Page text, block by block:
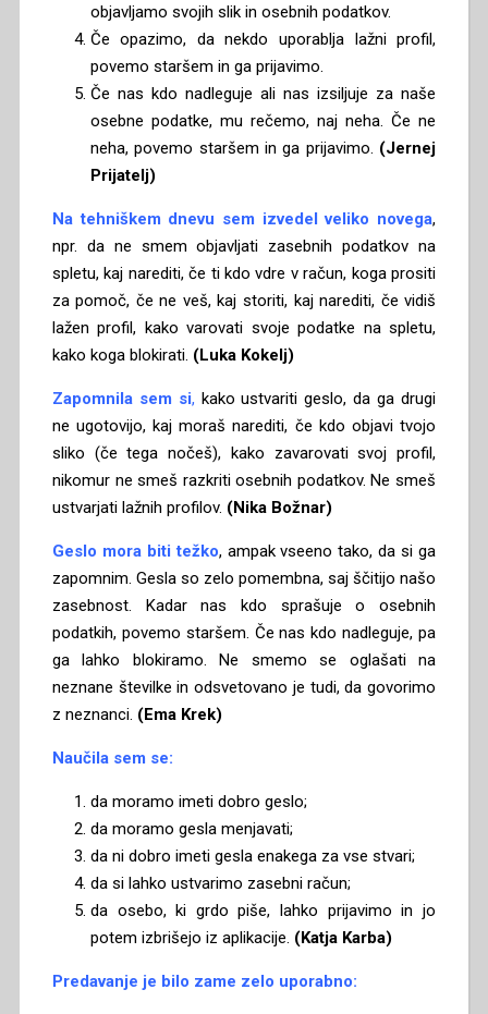
objavljamo svojih slik in osebnih podatkov.
Če opazimo, da nekdo uporablja lažni profil,
povemo staršem in ga prijavimo.
Če nas kdo nadleguje ali nas izsiljuje za naše
osebne podatke, mu rečemo, naj neha. Če ne
neha, povemo staršem in ga prijavimo. (Jernej
Prijatelj)
Na tehniškem dnevu sem izvedel veliko novega,
npr. da ne smem objavljati zasebnih podatkov na
spletu, kaj narediti, če ti kdo vdre v račun, koga prositi
za pomoč, če ne veš, kaj storiti, kaj narediti, če vidiš
lažen profil, kako varovati svoje podatke na spletu,
kako koga blokirati. (Luka Kokelj)
Zapomnila sem si, kako ustvariti geslo, da ga drugi
ne ugotovijo, kaj moraš narediti, če kdo objavi tvojo
sliko (če tega nočeš), kako zavarovati svoj profil,
nikomur ne smeš razkriti osebnih podatkov. Ne smeš
ustvarjati lažnih profilov. (Nika Božnar)
Geslo mora biti težko, ampak vseeno tako, da si ga
zapomnim. Gesla so zelo pomembna, saj ščitijo našo
zasebnost. Kadar nas kdo sprašuje o osebnih
podatkih, povemo staršem. Če nas kdo nadleguje, pa
ga lahko blokiramo. Ne smemo se oglašati na
neznane številke in odsvetovano je tudi, da govorimo
z neznanci. (Ema Krek)
Naučila sem se:
da moramo imeti dobro geslo;
da moramo gesla menjavati;
da ni dobro imeti gesla enakega za vse stvari;
da si lahko ustvarimo zasebni račun;
da osebo, ki grdo piše, lahko prijavimo in jo
potem izbrišejo iz aplikacije. (Katja Karba)
Predavanje je bilo zame zelo uporabno: